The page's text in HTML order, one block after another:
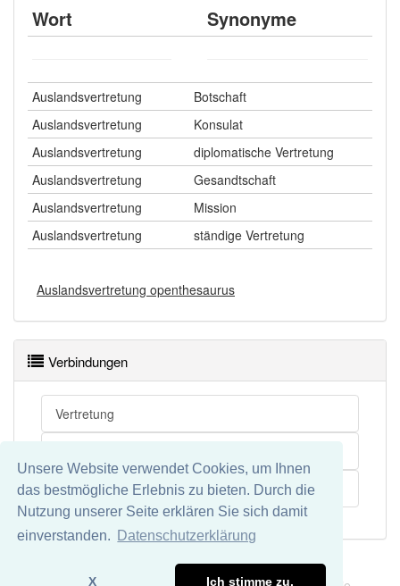
Unsere Website verwendet Cookies, um Ihnen
das bestmögliche Erlebnis zu bieten. Durch die
Nutzung unserer Seite erklären Sie sich damit
einverstanden.
Datenschutzerklärung
X Ich stimme zu.
Wort Synonyme
Auslandsvertretung
Botschaft
Auslandsvertretung
Konsulat
Auslandsvertretung
diplomatische Vertretung
Auslandsvertretung
Gesandtschaft
Auslandsvertretung
Mission
Auslandsvertretung
ständige Vertretung
Auslandsvertretung openthesaurus
Verbindungen
Vertretung
Ausland
Datenschutz